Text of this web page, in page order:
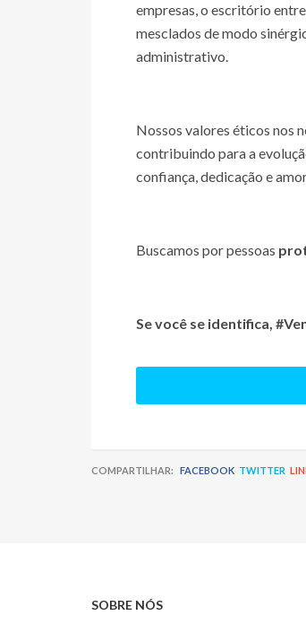
empresas, o escritório
mesclados de modo
administrativo.
Nossos valores éticos nos
contribuindo para a
confiança, dedicação e
Buscamos por pessoas
Se você se identifica,
COMPARTILHAR: FACEBOOK TWITTER
SOBRE NÓS